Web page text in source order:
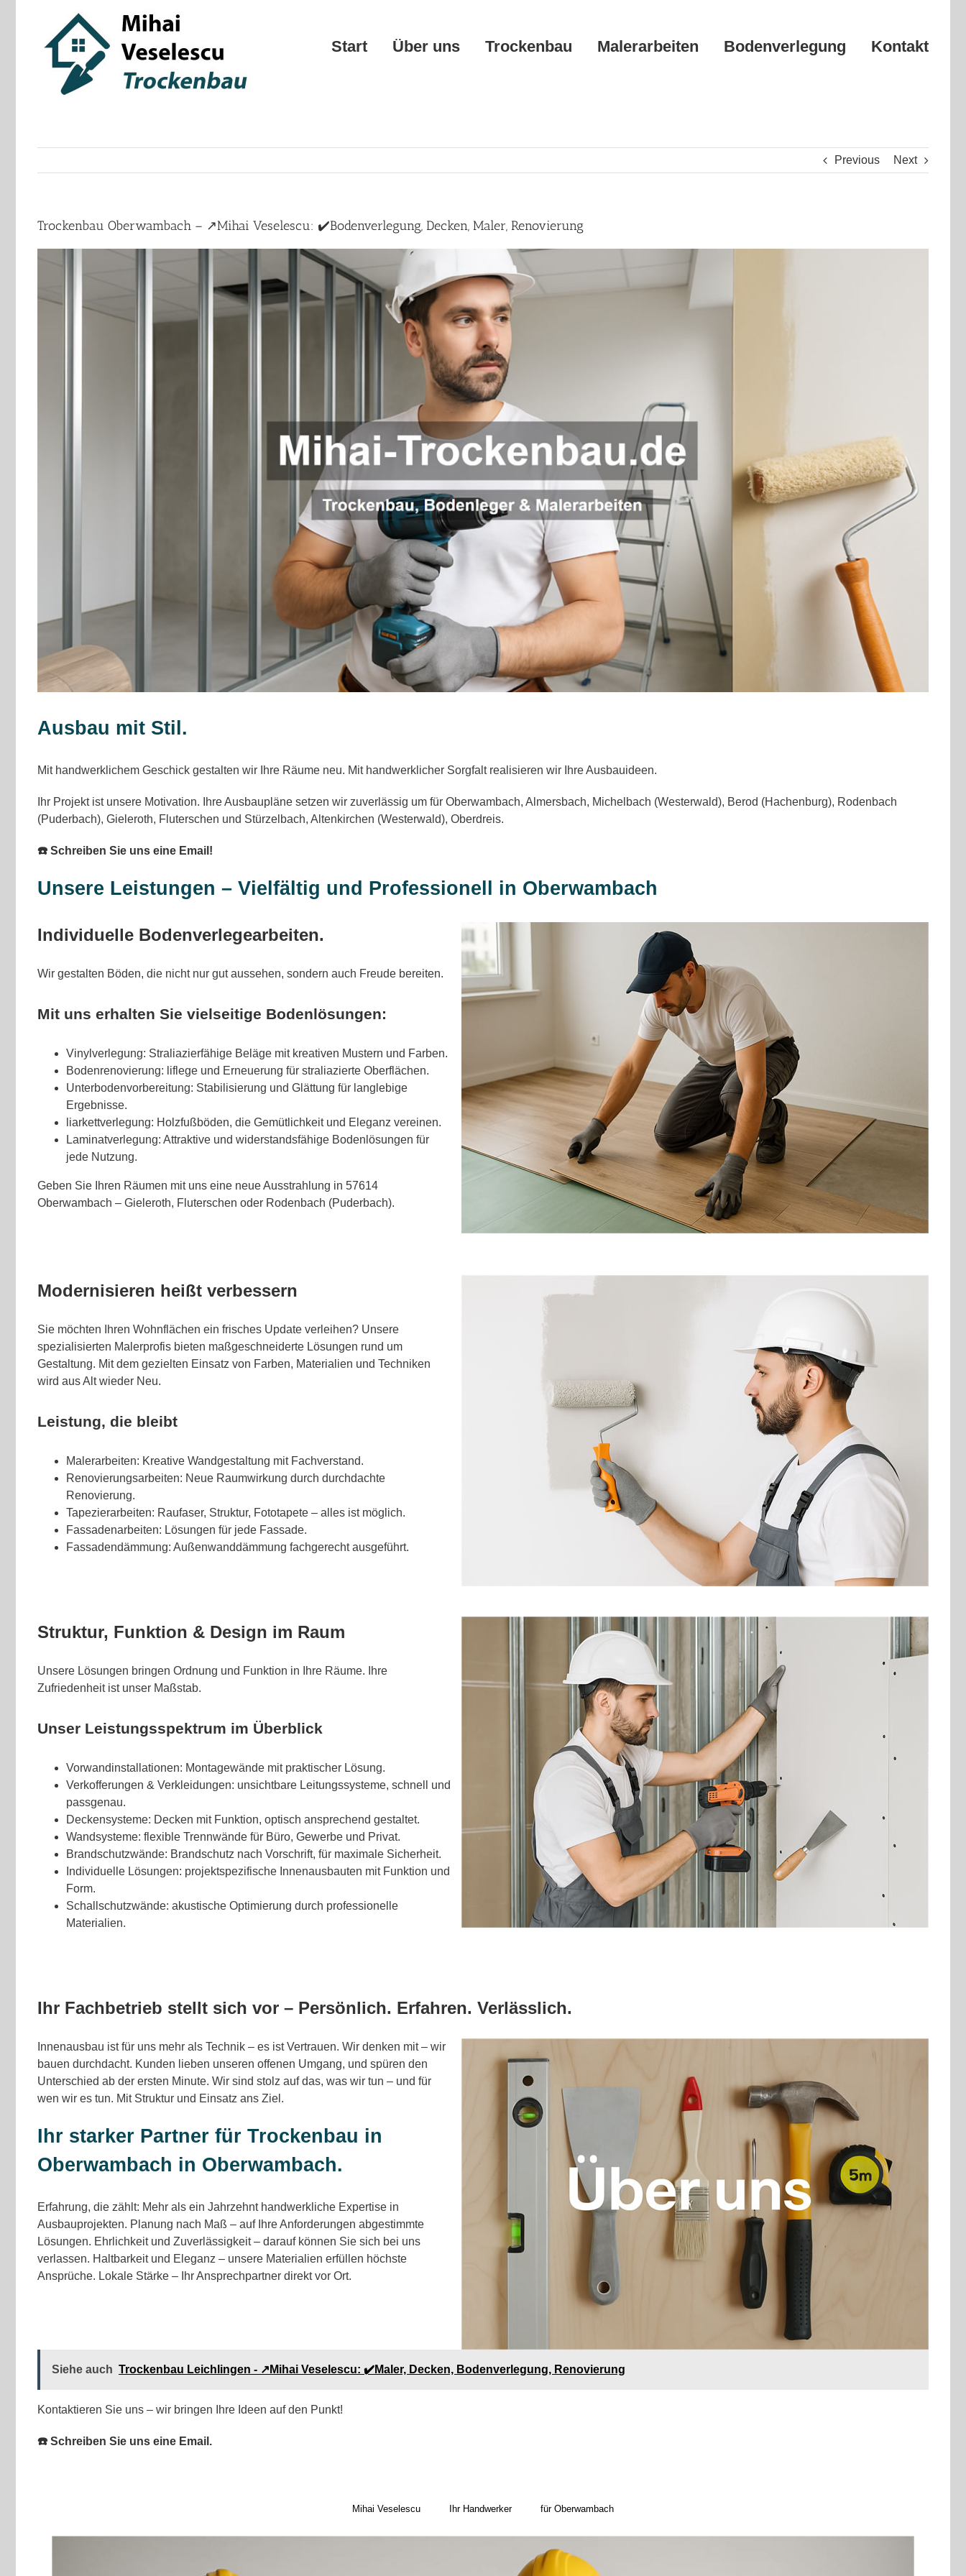
Start Über uns Trockenbau Malerarbeiten Bodenverlegung Kontakt
Previous Next
Trockenbau Oberwambach – ↗️Mihai Veselescu: ✔️Bodenverlegung, Decken, Maler, Renovierung
Ausbau mit Stil.
Mit handwerklichem Geschick gestalten wir Ihre Räume neu. Mit handwerklicher Sorgfalt realisieren wir Ihre Ausbauideen.
Ihr Projekt ist unsere Motivation. Ihre Ausbaupläne setzen wir zuverlässig um für Oberwambach, Almersbach, Michelbach (Westerwald), Berod (Hachenburg), Rodenbach
(Puderbach), Gieleroth, Fluterschen und Stürzelbach, Altenkirchen (Westerwald), Oberdreis.
☎️ Schreiben Sie uns eine Email!
Unsere Leistungen – Vielfältig und Professionell in Oberwambach
Individuelle Bodenverlegearbeiten.
Wir gestalten Böden, die nicht nur gut aussehen, sondern auch Freude bereiten.
Mit uns erhalten Sie vielseitige Bodenlösungen:
Vinylverlegung: Straliazierfähige Beläge mit kreativen Mustern und Farben.
Bodenrenovierung: liflege und Erneuerung für straliazierte Oberflächen.
Unterbodenvorbereitung: Stabilisierung und Glättung für langlebige
Ergebnisse.
liarkettverlegung: Holzfußböden, die Gemütlichkeit und Eleganz vereinen.
Laminatverlegung: Attraktive und widerstandsfähige Bodenlösungen für
jede Nutzung.
Geben Sie Ihren Räumen mit uns eine neue Ausstrahlung in 57614
Oberwambach – Gieleroth, Fluterschen oder Rodenbach (Puderbach).
Modernisieren heißt verbessern
Sie möchten Ihren Wohnflächen ein frisches Update verleihen? Unsere
spezialisierten Malerprofis bieten maßgeschneiderte Lösungen rund um
Gestaltung. Mit dem gezielten Einsatz von Farben, Materialien und Techniken
wird aus Alt wieder Neu.
Leistung, die bleibt
Malerarbeiten: Kreative Wandgestaltung mit Fachverstand.
Renovierungsarbeiten: Neue Raumwirkung durch durchdachte
Renovierung.
Tapezierarbeiten: Raufaser, Struktur, Fototapete – alles ist möglich.
Fassadenarbeiten: Lösungen für jede Fassade.
Fassadendämmung: Außenwanddämmung fachgerecht ausgeführt.
Struktur, Funktion & Design im Raum
Unsere Lösungen bringen Ordnung und Funktion in Ihre Räume. Ihre
Zufriedenheit ist unser Maßstab.
Unser Leistungsspektrum im Überblick
Vorwandinstallationen: Montagewände mit praktischer Lösung.
Verkofferungen & Verkleidungen: unsichtbare Leitungssysteme, schnell und
passgenau.
Deckensysteme: Decken mit Funktion, optisch ansprechend gestaltet.
Wandsysteme: flexible Trennwände für Büro, Gewerbe und Privat.
Brandschutzwände: Brandschutz nach Vorschrift, für maximale Sicherheit.
Individuelle Lösungen: projektspezifische Innenausbauten mit Funktion und
Form.
Schallschutzwände: akustische Optimierung durch professionelle
Materialien.
Ihr Fachbetrieb stellt sich vor – Persönlich. Erfahren. Verlässlich.
Innenausbau ist für uns mehr als Technik – es ist Vertrauen. Wir denken mit – wir
bauen durchdacht. Kunden lieben unseren offenen Umgang, und spüren den
Unterschied ab der ersten Minute. Wir sind stolz auf das, was wir tun – und für
wen wir es tun. Mit Struktur und Einsatz ans Ziel.
Ihr starker Partner für Trockenbau in
Oberwambach in Oberwambach.
Erfahrung, die zählt: Mehr als ein Jahrzehnt handwerkliche Expertise in
Ausbauprojekten. Planung nach Maß – auf Ihre Anforderungen abgestimmte
Lösungen. Ehrlichkeit und Zuverlässigkeit – darauf können Sie sich bei uns
verlassen. Haltbarkeit und Eleganz – unsere Materialien erfüllen höchste
Ansprüche. Lokale Stärke – Ihr Ansprechpartner direkt vor Ort.
Siehe auch Trockenbau Leichlingen - ↗️Mihai Veselescu: ✔️Maler, Decken, Bodenverlegung, Renovierung
Kontaktieren Sie uns – wir bringen Ihre Ideen auf den Punkt!
☎️ Schreiben Sie uns eine Email.
Mihai Veselescu Ihr Handwerker für Oberwambach